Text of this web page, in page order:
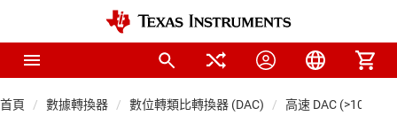
首頁 數據轉換器 數位轉類比轉換器 (DAC) 高速 DAC (>10